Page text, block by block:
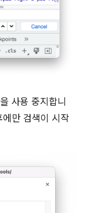
을 사용 중지합니
에만 검색이 시작